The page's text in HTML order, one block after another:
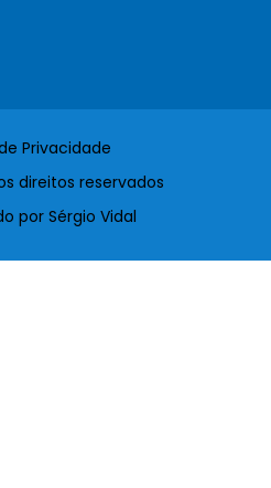
Privacidade
direitos reservados
por Sérgio Vidal